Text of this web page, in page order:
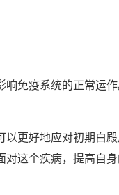
疫系统的正常运作
好地应对初期白殿
对这个疾病，提高自身